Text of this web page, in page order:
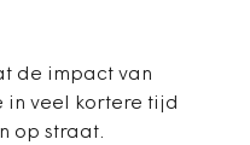
de impact van
in veel kortere tijd
op straat.